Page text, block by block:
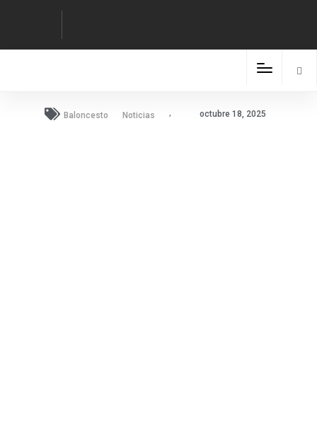
Baloncesto ,
Noticias octubre 18, 2025